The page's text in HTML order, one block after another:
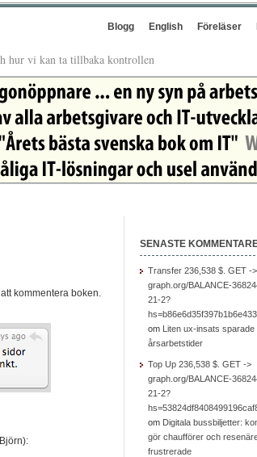
Blogg English Föreläser
hur vi kan ta tillbaka kontrollen
att kommentera boken.
SENASTE
Transfer 236,538 $. GET ->
graph.org/BALANCE-
21-2?
om Liten ux-insats sparade
årsarbetstider
Top Up 236,538 $. GET ->
graph.org/BALANCE-
21-2?
om Digitala bussbiljetter:
gör chaufförer och
frustrerade